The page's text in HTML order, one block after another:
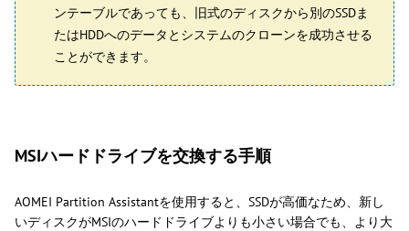
ンテーブルであっても、旧式のディスクから別のSSDま
たはHDDへのデータとシステムのクローンを成功させる
ことができます。
MSIハードドライブを交換する手順
AOMEI Partition Assistantを使用すると、SSDが高価なため、新し
いディスクがMSIのハードドライブよりも小さい場合でも、より大